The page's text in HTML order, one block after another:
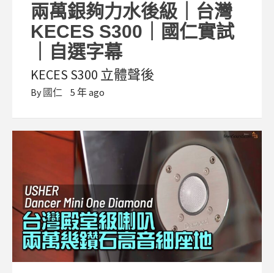
兩萬銀夠力水後級｜台灣
KECES S300｜國仁實試
｜自選字幕
KECES S300 立體聲後
By 國仁 5 年 ago